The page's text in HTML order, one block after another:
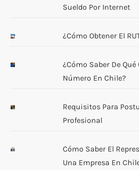
Sueldo Por Internet
¿Cómo Obtener El
¿Cómo Saber De
Número En Chile?
Requisitos Para
Profesional
Cómo Saber El
Una Empresa En